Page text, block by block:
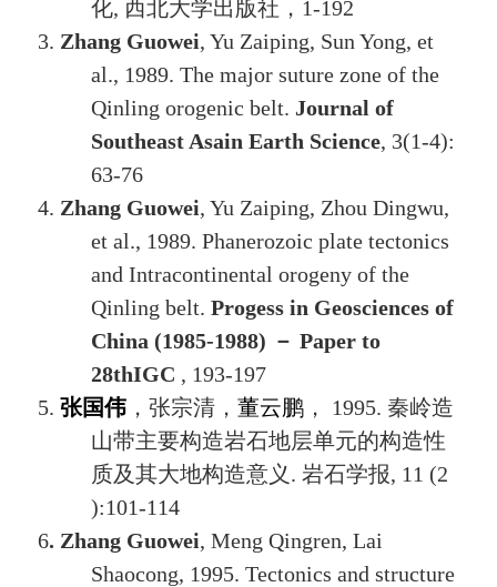
化,西北大学出版社 ， 1-192
3. Zhang Guowei, Yu Zaiping, Sun Yong, et
al., 1989. The major suture zone of the
Qinling orogenic belt. Journal of
Southeast Asain Earth Science, 3(1-4):
63-76
4. Zhang Guowei, Yu Zaiping, Zhou Dingwu,
et al., 1989. Phanerozoic plate tectonics
and Intracontinental orogeny of the
Qinling belt.Progess in Geosciences of
China (1985-1988) － Paper to
28thIGC , 193-197
5.张国伟 ，张宗清，董云鹏 ， 1995. 秦岭造
山带主要构造岩石地层单元的构造性
质及其大地构造意义.岩石学报, 11 (2
):101-114
6. Zhang Guowei, Meng Qingren, Lai
Shaocong, 1995. Tectonics and structure